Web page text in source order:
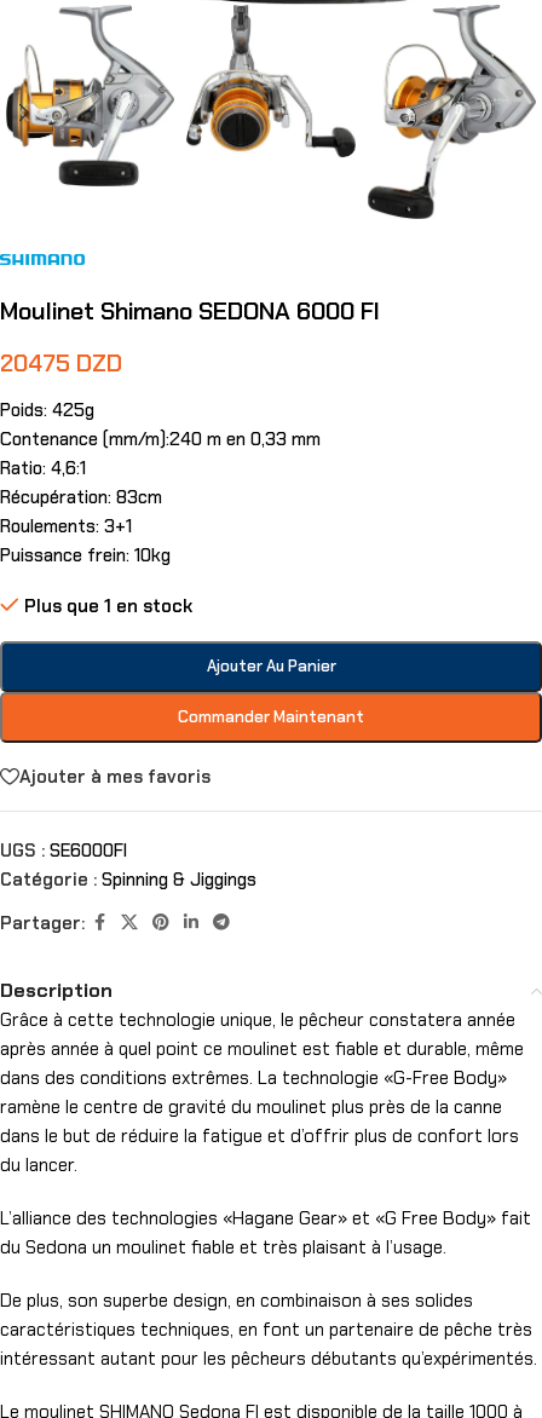
Moulinet Shimano SEDONA 6000 FI
20475 DZD
Poids: 425g
Contenance (mm/m):240 m en 0,33 mm
Ratio: 4,6:1
Récupération: 83cm
Roulements: 3+1
Puissance frein: 10kg
Plus que 1 en stock
Ajouter Au Panier
Commander Maintenant
Ajouter à mes favoris
UGS : SE6000FI
Catégorie : Spinning & Jiggings
Partager:
Description
Grâce à cette technologie unique, le pêcheur constatera année
après année à quel point ce moulinet est fiable et durable, même
dans des conditions extrêmes. La technologie «G-Free Body»
ramène le centre de gravité du moulinet plus près de la canne
dans le but de réduire la fatigue et d’offrir plus de confort lors
du lancer.
L’alliance des technologies «Hagane Gear» et «G Free Body» fait
du Sedona un moulinet fiable et très plaisant à l’usage.
De plus, son superbe design, en combinaison à ses solides
caractéristiques techniques, en font un partenaire de pêche très
intéressant autant pour les pêcheurs débutants qu’expérimentés.
Le moulinet SHIMANO Sedona FI est disponible de la taille 1000 à